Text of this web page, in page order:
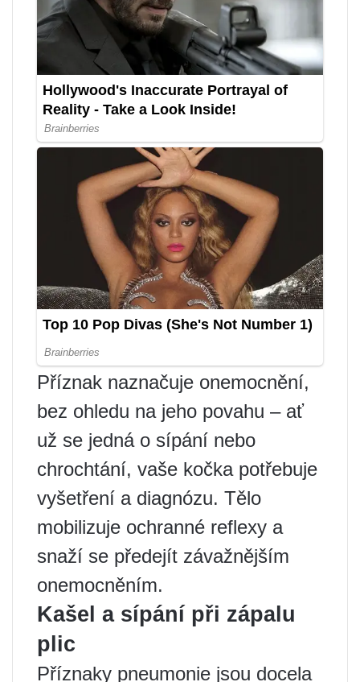
Příznak naznačuje onemocnění,
bez ohledu na jeho povahu – ať
už se jedná o sípání nebo
chrochtání, vaše kočka potřebuje
vyšetření a diagnózu. Tělo
mobilizuje ochranné reflexy a
snaží se předejít závažnějším
onemocněním.
Kašel a sípání při zápalu
plic
Příznaky pneumonie jsou docela